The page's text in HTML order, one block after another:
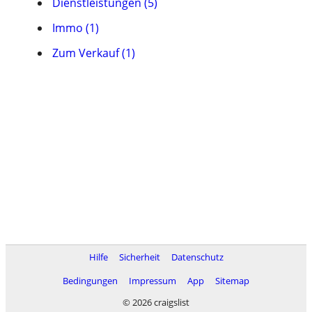
Immo (1)
Zum Verkauf (1)
Hilfe Sicherheit
Datenschutz
Bedingungen
Impressum App
Sitemap
© 2026 craigslist